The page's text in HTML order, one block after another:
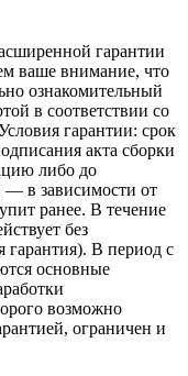
гарантии
ваше внимание, что
ознакомительный
в соответствии со
гарантии: срок
акта сборки
либо до
— в зависимости от
ранее. В течение
без
гарантия). В период с
основные
возможно
ограничен и